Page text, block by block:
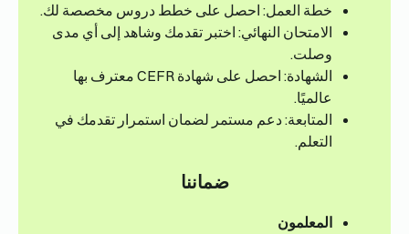
خطة العمل: احصل على خطط دروس مخصصة لك.
الامتحان النهائي: اختبر تقدمك وشاهد إلى أي مدى
وصلت.
الشهادة: احصل على شهادة CEFR معترف بها
عالميًا.
المتابعة: دعم مستمر لضمان استمرار تقدمك في
التعلم.
ضماننا
المعلمون